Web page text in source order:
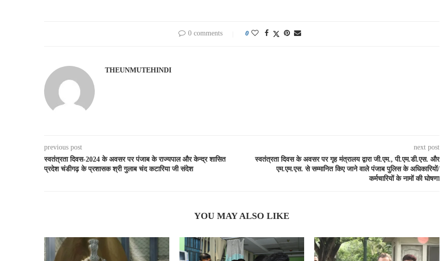
0 comments 0
THEUNMUTEHINDI
previous post
स्वतंत्रता दिवस-2024 के अवसर पर पंजाब के राज्यपाल और केन्द्र शासित
प्रदेश चंडीगढ़ के प्रशासक श्री गुलाब चंद कटारिया जी संदेश
next post
स्वतंत्रता दिवस के अवसर पर गृह मंत्रालय द्वारा जी.एम., पी.एम.डी.एस. और
एम.एम.एस. से सम्मानित किए जाने वाले पंजाब पुलिस के अधिकारियों/
कर्मचारियों के नामों की घोषणा
YOU MAY ALSO LIKE